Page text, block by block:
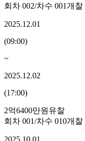
회차 002/차수 001개찰
2025.12.01
(09:00)
~
2025.12.02
(17:00)
2억6400만원 유찰
회차 001/차수 010개찰
2025.10.01